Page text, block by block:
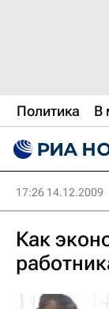
Политика В
17:26 14.12.2009
Как